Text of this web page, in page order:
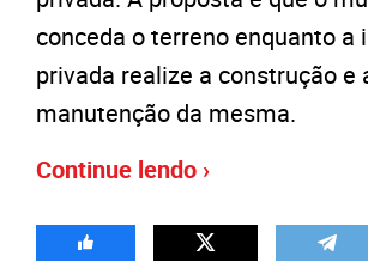
conceda o terreno enquanto a
privada realize a construção e
manutenção da mesma.
Continue lendo ›